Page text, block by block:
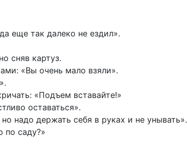
еще так далеко не ездил».
сняв картуз.
«Вы очень мало взяли».
«Подъем вставайте!»
оставаться».
надо держать себя в руках и не унывать».
по саду?»